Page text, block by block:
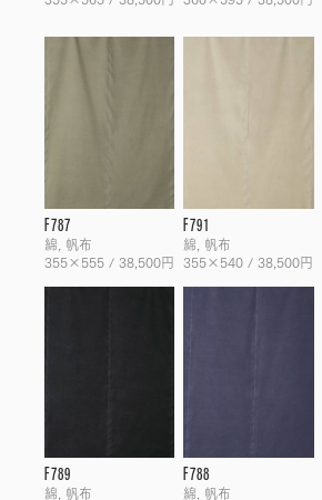
F787
綿, 帆布
355×555 / 38,500円
F791
綿, 帆布
355×540 / 38,500円
F789
綿, 帆布
F788
綿, 帆布